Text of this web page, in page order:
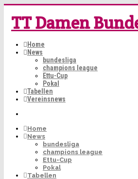
TT Damen
Home
News
bundesliga
champions league
Ettu-Cup
Pokal
Tabellen
Vereinsnews
Home
News
bundesliga
champions league
Ettu-Cup
Pokal
Tabellen